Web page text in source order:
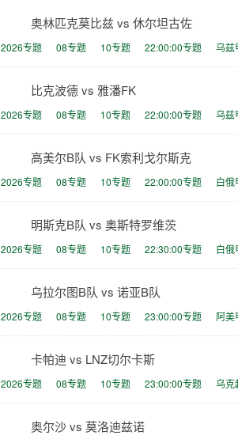
奥林匹克莫比兹 vs 休尔坦古佐
2026专题 08专题 10专题 22:00:00专题 乌兹
比克波德 vs 雅潘FK
2026专题 08专题 10专题 22:00:00专题 乌兹
高美尔B队 vs FK索利戈尔斯克
2026专题 08专题 10专题 22:00:00专题 白俄
明斯克B队 vs 奥斯特罗维茨
2026专题 08专题 10专题 22:30:00专题 白俄
乌拉尔图B队 vs 诺亚B队
2026专题 08专题 10专题 23:00:00专题 阿美
卡帕迪 vs LNZ切尔卡斯
2026专题 08专题 10专题 23:00:00专题 乌克
奥尔沙 vs 莫洛迪兹诺